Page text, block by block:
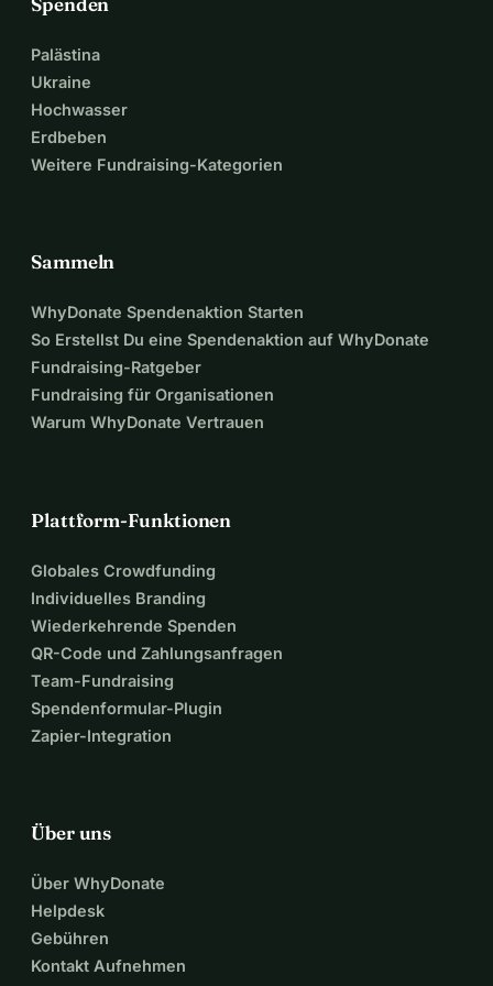
Palästina
Ukraine
Hochwasser
Erdbeben
Weitere Fundraising-Kategorien
Sammeln
WhyDonate Spendenaktion Starten
So Erstellst Du eine Spendenaktion auf WhyDonate
Fundraising-Ratgeber
Fundraising für Organisationen
Warum WhyDonate Vertrauen
Plattform-Funktionen
Globales Crowdfunding
Individuelles Branding
Wiederkehrende Spenden
QR-Code und Zahlungsanfragen
Team-Fundraising
Spendenformular-Plugin
Zapier-Integration
Über uns
Über WhyDonate
Helpdesk
Gebühren
Kontakt Aufnehmen